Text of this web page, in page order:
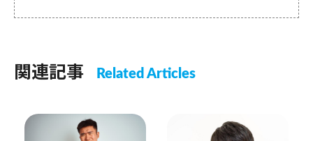
関連記事 Related Articles